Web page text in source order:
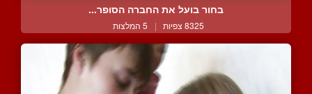
בחור בועל את החברה הסופר...
8325 צפיות | 5 המלצות